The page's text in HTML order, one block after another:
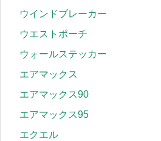
ウインドブレーカー
ウエストポーチ
ウォールステッカー
エアマックス
エアマックス90
エアマックス95
エクエル